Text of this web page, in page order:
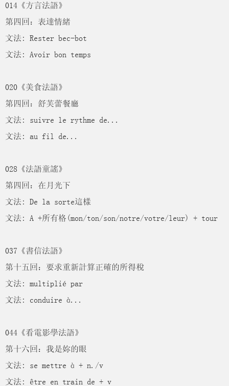
014《方言法語》
第四回：表達情緒
文法: Rester bec-bot
文法: Avoir bon temps
020《美食法語》
第四回：舒芙蕾餐廳
文法: suivre le rythme de...
文法: au fil de...
028《法語童謠》
第四回：在月光下
文法: De la sorte這樣
文法: A +所有格(mon/ton/son/notre/votre/leur) + tour
037《書信法語》
第十五回：要求重新計算正確的所得稅
文法: multiplié par
文法: conduire à...
044《看電影學法語》
第十六回：我是妳的眼
文法: se mettre à + n./v
文法: être en train de + v